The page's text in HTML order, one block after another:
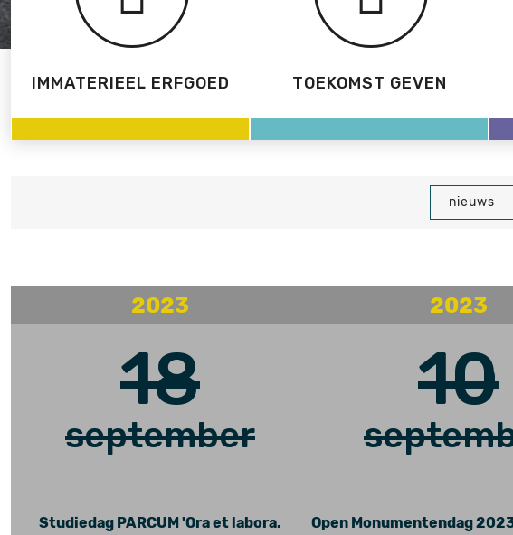
IMMATERIEEL ERFGOED TOEKOMST GEVEN
nieuws
2023
18
september
Studiedag PARCUM 'Ora et labora.
2023
10
Open Monumentendag